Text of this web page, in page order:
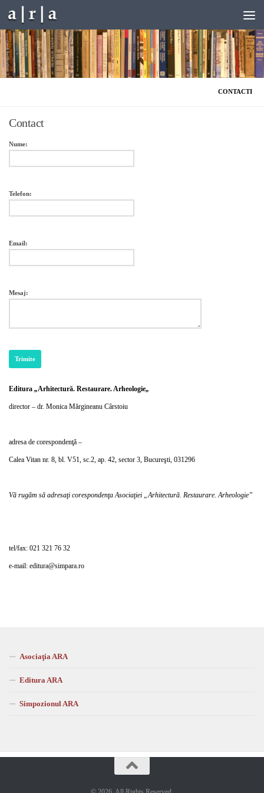
Skip to content
CONTACTI
Contact
Nume:
Telefon:
Email:
Mesaj:
Editura „Arhitectură. Restaurare. Arheologie„
director – dr. Monica Mărgineanu Cârstoiu
adresa de corespondenţă –
Calea Vitan nr. 8, bl. V51, sc.2, ap. 42, sector 3, Bucureşti, 031296
Vă rugăm să adresaţi corespondenţa Asociaţiei „Arhitectură. Restaurare. Arheologie”
tel/fax: 021 321 76 32
e-mail: editura@simpara.ro
Asociaţia ARA
Editura ARA
Simpozionul ARA